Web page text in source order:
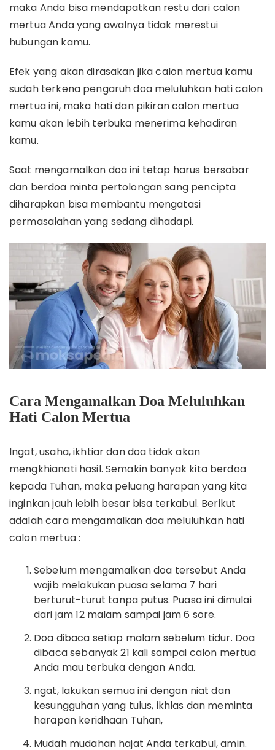
maka Anda bisa mendapatkan restu dari calon
mertua Anda yang awalnya tidak merestui
hubungan kamu.
Efek yang akan dirasakan jika calon mertua kamu
sudah terkena pengaruh doa meluluhkan hati calon
mertua ini, maka hati dan pikiran calon mertua
kamu akan lebih terbuka menerima kehadiran
kamu.
Saat mengamalkan doa ini tetap harus bersabar
dan berdoa minta pertolongan sang pencipta
diharapkan bisa membantu mengatasi
permasalahan yang sedang dihadapi.
Cara Mengamalkan Doa Meluluhkan
Hati Calon Mertua
Ingat, usaha, ikhtiar dan doa tidak akan
mengkhianati hasil. Semakin banyak kita berdoa
kepada Tuhan, maka peluang harapan yang kita
inginkan jauh lebih besar bisa terkabul. Berikut
adalah cara mengamalkan doa meluluhkan hati
calon mertua :
Sebelum mengamalkan doa tersebut Anda
wajib melakukan puasa selama 7 hari
berturut-turut tanpa putus. Puasa ini dimulai
dari jam 12 malam sampai jam 6 sore.
Doa dibaca setiap malam sebelum tidur. Doa
dibaca sebanyak 21 kali sampai calon mertua
Anda mau terbuka dengan Anda.
ngat, lakukan semua ini dengan niat dan
kesungguhan yang tulus, ikhlas dan meminta
harapan keridhaan Tuhan,
Mudah mudahan hajat Anda terkabul, amin.